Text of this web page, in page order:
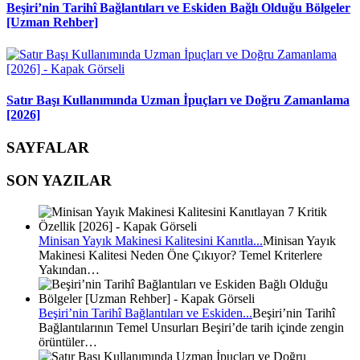
Beşiri’nin Tarihî Bağlantıları ve Eskiden Bağlı Olduğu Bölgeler
[Uzman Rehber]
Satır Başı Kullanımında Uzman İpuçları ve Doğru Zamanlama
[2026]
SAYFALAR
SON YAZILAR
Minisan Yayık Makinesi Kalitesini Kanıtla...Minisan Yayık
Makinesi Kalitesi Neden Öne Çıkıyor? Temel Kriterlere
Yakından…
Beşiri’nin Tarihî Bağlantıları ve Eskiden...Beşiri’nin Tarihî
Bağlantılarının Temel Unsurları Beşiri’de tarih içinde zengin
örüntüler…